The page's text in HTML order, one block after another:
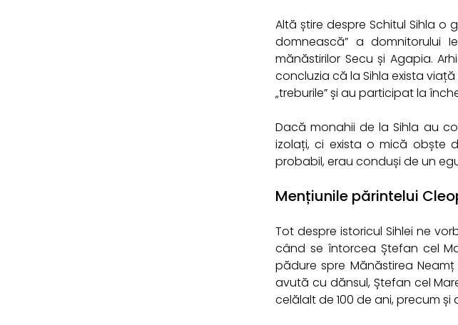
Altă știre despre Schitul Sihla o
domnească” a domnitorului
mănăstirilor Secu și Agapia.
concluzia că la Sihla exista
„treburile” și au participat la
Dacă monahii de la Sihla au
izolați, ci exista o mică obște
probabil, erau conduși de un
Mențiunile părintelui
Tot despre istoricul Sihlei ne
când se întorcea Ștefan cel
pădure spre Mănăstirea
avută cu dănsul, Ștefan cel
celălalt de 100 de ani, precum și